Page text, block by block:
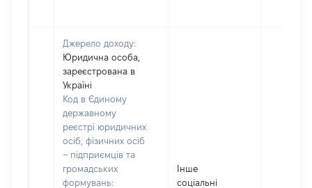
Джерело доходу:
Юридична особа,
зареєстрована в
Україні
Код в Єдиному
державному
реєстрі юридичних
осіб, фізичних осіб
– підприємців та
громадських
формувань:
Інше
соціальні